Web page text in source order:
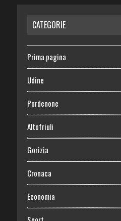
CATEGORIE
Prima pagina
Udine
Pordenone
Altofriuli
Gorizia
Cronaca
Economia